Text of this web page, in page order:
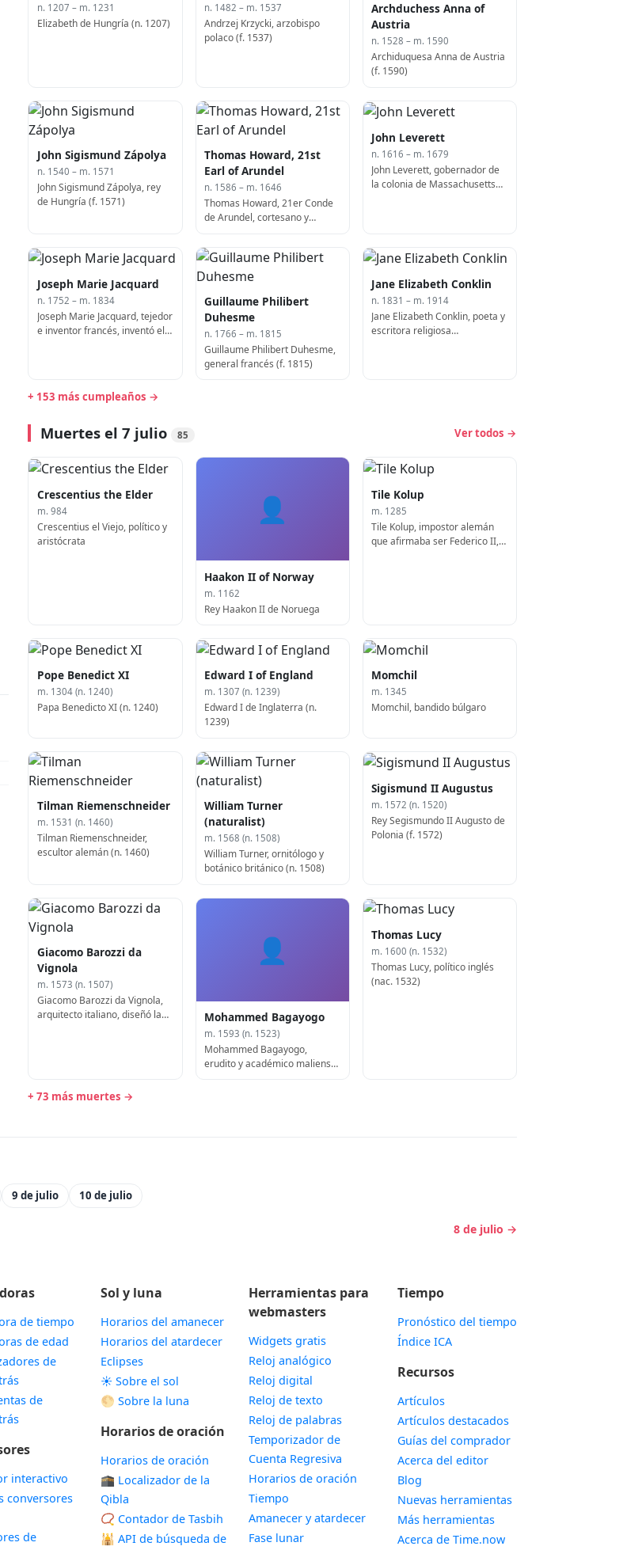
n. 1207 – m. 1231
Elizabeth de Hungría (n. 1207)
n. 1482 – m. 1537
Andrzej Krzycki, arzobispo
polaco (f. 1537)
Archduchess Anna of
Austria
n. 1528 – m. 1590
Archiduquesa Anna de Austria
(f. 1590)
John Sigismund Zápolya
n. 1540 – m. 1571
John Sigismund Zápolya, rey
de Hungría (f. 1571)
Thomas Howard, 21st
Earl of Arundel
n. 1586 – m. 1646
Thomas Howard, 21er Conde
de Arundel, cortesano y
Reino Unido (n. 1586)
John Leverett
n. 1616 – m. 1679
John Leverett, gobernador de
la colonia de Massachusetts
Joseph Marie Jacquard
n. 1752 – m. 1834
Joseph Marie Jacquard, tejedor
e inventor francés, inventó el
Guillaume Philibert
Duhesme
n. 1766 – m. 1815
Guillaume Philibert Duhesme,
general francés (f. 1815)
Jane Elizabeth Conklin
n. 1831 – m. 1914
Jane Elizabeth Conklin, poeta y
escritora religiosa
+ 153 más cumpleaños →
Muertes el 7 julio 85 Ver todos →
Crescentius the Elder
m. 984
Crescentius el Viejo, político y
aristócrata
👤
Haakon II of Norway
m. 1162
Rey Haakon II de Noruega
Tile Kolup
m. 1285
Tile Kolup, impostor alemán
que afirmaba ser Federico II,
Pope Benedict XI
m. 1304 (n. 1240)
Papa Benedicto XI (n. 1240)
Edward I of England
m. 1307 (n. 1239)
Edward I de Inglaterra (n.
1239)
Momchil
m. 1345
Momchil, bandido búlgaro
Tilman Riemenschneider
m. 1531 (n. 1460)
Tilman Riemenschneider,
escultor alemán (n. 1460)
William Turner
(naturalist)
m. 1568 (n. 1508)
William Turner, ornitólogo y
botánico británico (n. 1508)
Sigismund II Augustus
m. 1572 (n. 1520)
Rey Segismundo II Augusto de
Polonia (f. 1572)
Giacomo Barozzi da
Vignola
m. 1573 (n. 1507)
Giacomo Barozzi da Vignola,
arquitecto italiano, diseñó la
👤
Mohammed Bagayogo
m. 1593 (n. 1523)
Mohammed Bagayogo,
erudito y académico maliense
Thomas Lucy
m. 1600 (n. 1532)
Thomas Lucy, político inglés
(nac. 1532)
+ 73 más muertes →
9 de julio 10 de julio
8 de julio →
de tiempo
de edad
de
de
interactivo
conversores
de
Sol y luna
Horarios del amanecer
Horarios del atardecer
Eclipses
☀️ Sobre el sol
🌕 Sobre la luna
Horarios de oración
Horarios de oración
🕋 Localizador de la
Qibla
📿 Contador de Tasbih
🕌 API de búsqueda de
Herramientas para
webmasters
Widgets gratis
Reloj analógico
Reloj digital
Reloj de texto
Reloj de palabras
Temporizador de
Cuenta Regresiva
Horarios de oración
Tiempo
Amanecer y atardecerWidget
Fase lunarWidget
Tiempo
Pronóstico del tiempo
Índice ICA
Recursos
Artículos
Artículos destacados
Guías del comprador
Acerca del editor
Blog
Nuevas herramientas
Más herramientas
Acerca de Time.now